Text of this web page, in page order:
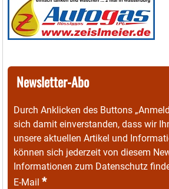
Newsletter-Abo
Durch Anklicken des Buttons
sich damit einverstanden, dass wir
unsere aktuellen Artikel und
können sich jederzeit von diesem
Informationen zum Datenschutz
E-Mail *